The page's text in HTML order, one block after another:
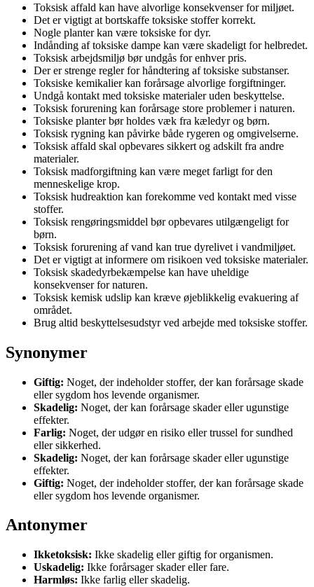
Toksisk affald kan have alvorlige konsekvenser for miljøet.
Det er vigtigt at bortskaffe toksiske stoffer korrekt.
Nogle planter kan være toksiske for dyr.
Indånding af toksiske dampe kan være skadeligt for helbredet.
Toksisk arbejdsmiljø bør undgås for enhver pris.
Der er strenge regler for håndtering af toksiske substanser.
Toksiske kemikalier kan forårsage alvorlige forgiftninger.
Undgå kontakt med toksiske materialer uden beskyttelse.
Toksisk forurening kan forårsage store problemer i naturen.
Toksiske planter bør holdes væk fra kæledyr og børn.
Toksisk rygning kan påvirke både rygeren og omgivelserne.
Toksisk affald skal opbevares sikkert og adskilt fra andre
materialer.
Toksisk madforgiftning kan være meget farligt for den
menneskelige krop.
Toksisk hudreaktion kan forekomme ved kontakt med visse
stoffer.
Toksisk rengøringsmiddel bør opbevares utilgængeligt for
børn.
Toksisk forurening af vand kan true dyrelivet i vandmiljøet.
Det er vigtigt at informere om risikoen ved toksiske materialer.
Toksisk skadedyrbekæmpelse kan have uheldige
konsekvenser for naturen.
Toksisk kemisk udslip kan kræve øjeblikkelig evakuering af
området.
Brug altid beskyttelsesudstyr ved arbejde med toksiske stoffer.
Synonymer
Giftig: Noget, der indeholder stoffer, der kan forårsage skade
eller sygdom hos levende organismer.
Skadelig: Noget, der kan forårsage skader eller ugunstige
effekter.
Farlig: Noget, der udgør en risiko eller trussel for sundhed
eller sikkerhed.
Skadelig: Noget, der kan forårsage skader eller ugunstige
effekter.
Giftig: Noget, der indeholder stoffer, der kan forårsage skade
eller sygdom hos levende organismer.
Antonymer
Ikketoksisk: Ikke skadelig eller giftig for organismen.
Uskadelig: Ikke forårsager skader eller fare.
Harmløs: Ikke farlig eller skadelig.